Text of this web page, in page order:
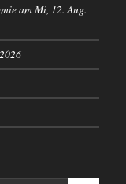
am Mi, 12. Aug.